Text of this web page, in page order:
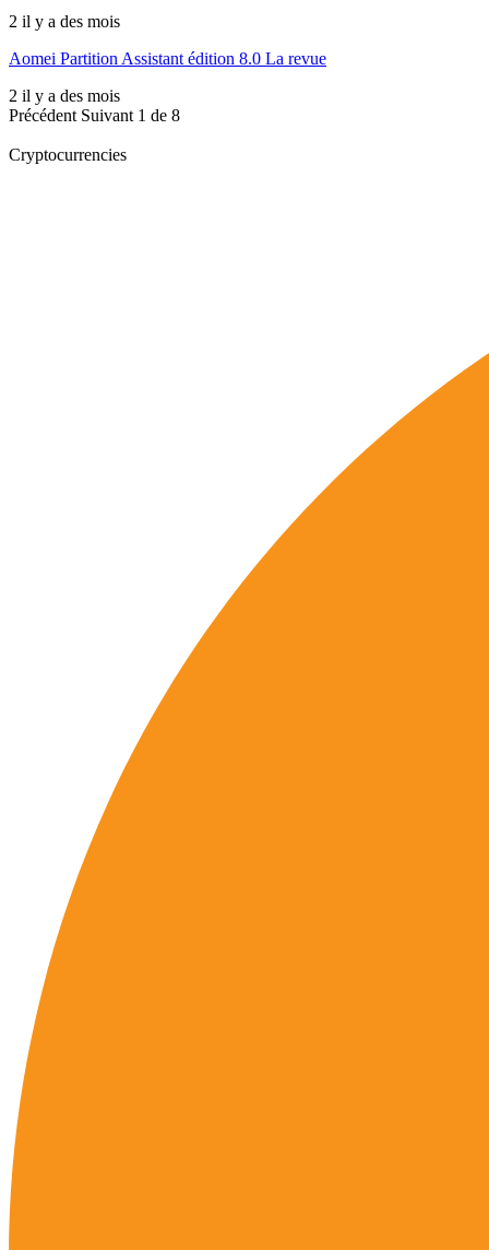
2 il y a des mois
Aomei Partition Assistant édition 8.0 La revue
2 il y a des mois
Précédent Suivant 1 de 8
Cryptocurrencies